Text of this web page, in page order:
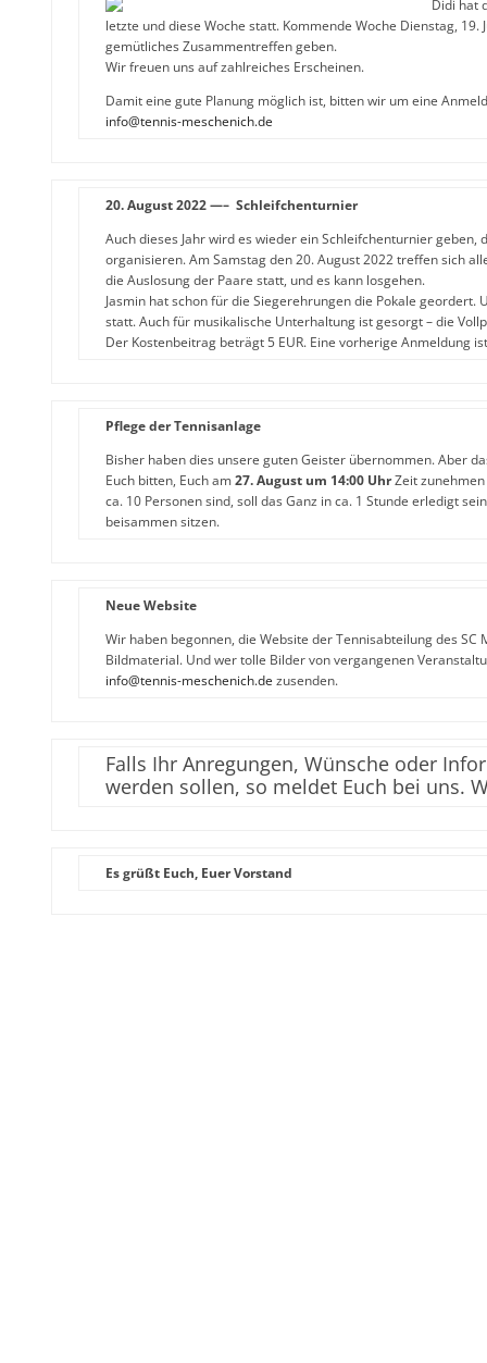
Didi hat
letzte und diese Woche statt. Kommende Woche Dienstag,
gemütliches Zusammentreffen geben.
Wir freuen uns auf zahlreiches Erscheinen.
Damit eine gute Planung möglich ist, bitten wir um eine
info@tennis-meschenich.de
20. August 2022 —– Schleifchenturnier
Auch dieses Jahr wird es wieder ein Schleifchenturnier geben,
organisieren. Am Samstag den 20. August 2022 treffen sich
die Auslosung der Paare statt, und es kann losgehen.
Jasmin hat schon für die Siegerehrungen die Pokale
statt. Auch für musikalische Unterhaltung ist gesorgt – die
Der Kostenbeitrag beträgt 5 EUR. Eine vorherige Anmeldung
Pflege der Tennisanlage
Bisher haben dies unsere guten Geister übernommen. Aber
Euch bitten, Euch am27. August um 14:00 UhrZeit zunehmen
ca. 10 Personen sind, soll das Ganz in ca. 1 Stunde erledigt
beisammen sitzen.
Neue Website
Wir haben begonnen, die Website der Tennisabteilung des
Bildmaterial. Und wer tolle Bilder von vergangenen
info@tennis-meschenich.de zusenden.
Falls Ihr Anregungen, Wünsche oder
werden sollen, so meldet Euch bei uns.
Es grüßt Euch, Euer Vorstand